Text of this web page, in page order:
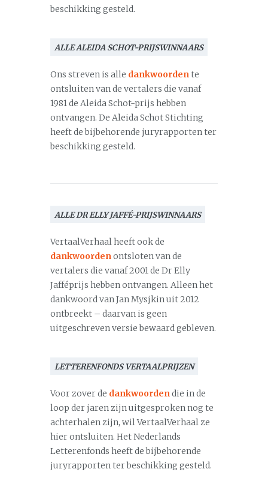
beschikking gesteld.
ALLE ALEIDA SCHOT-PRIJSWINNAARS
Ons streven is alle dankwoordente
ontsluiten van de vertalers die vanaf
1981 de Aleida Schot-prijs hebben
ontvangen. De Aleida Schot Stichting
heeft de bijbehorende juryrapporten ter
beschikking gesteld.
ALLE DR ELLY JAFFÉ-PRIJSWINNAARS
VertaalVerhaal heeft ook de
dankwoordenontsloten van de
vertalers die vanaf 2001 de Dr Elly
Jafféprijs hebben ontvangen. Alleen het
dankwoord van Jan Mysjkin uit 2012
ontbreekt – daarvan is geen
uitgeschreven versie bewaard gebleven.
LETTERENFONDS VERTAALPRIJZEN
Voor zover de dankwoordendie in de
loop der jaren zijn uitgesproken nog te
achterhalen zijn, wil VertaalVerhaal ze
hier ontsluiten. Het Nederlands
Letterenfonds heeft de bijbehorende
juryrapporten ter beschikking gesteld.